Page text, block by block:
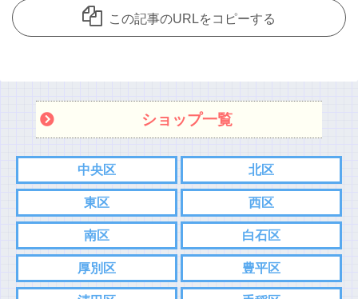
この記事のURLをコピーする
ショップ一覧
中央区 北区
東区 西区
南区 白石区
厚別区 豊平区